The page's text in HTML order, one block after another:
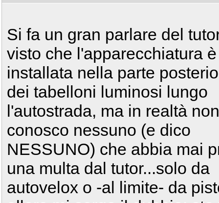
Si fa un gran parlare del
visto che l'apparecchiatura è
installata nella parte
dei tabelloni luminosi lungo
l'autostrada, ma in realtà non
conosco nessuno (e dico
NESSUNO) che abbia mai
una multa dal tutor...solo da
autovelox o -al limite- da